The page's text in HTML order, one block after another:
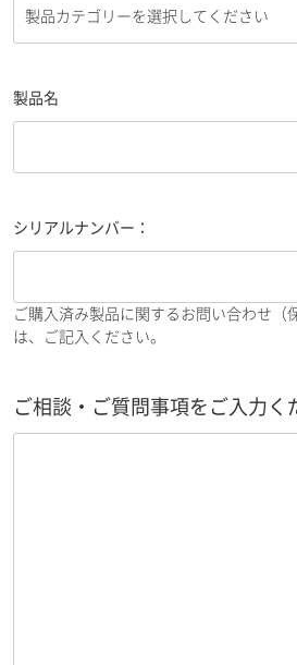
製品名
シリアルナンバー：
ご購入済み製品に関するお問い合わせ（
は、ご記入ください。
ご相談・ご質問事項をご入力く